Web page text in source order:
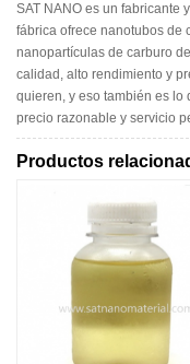
SAT NANO es un fabricante
fábrica ofrece nanotubos de
nanopartículas de carburo
calidad, alto rendimiento y
quieren, y eso también es lo
precio razonable y servicio
Productos